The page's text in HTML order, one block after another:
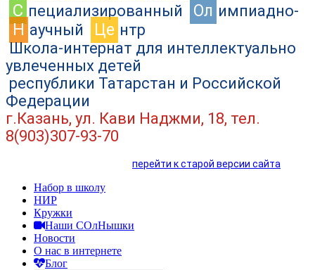
C пециализированный Ол импиадно-
Н аучный Це нтр
Школа-интернат для интеллектуально
увлеченных детей
республики Татарстан и Российской
Федерации
г.Казань, ул. Кави Наджми, 18, тел.
8(903)307-93-70
перейти к старой версии сайта
Набор в школу
НИР
Кружки
Наши СОлНышки
Новости
О нас в интернете
Блог